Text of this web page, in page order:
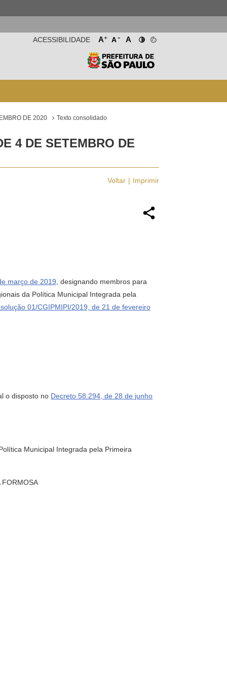
A+ A- A
ACESSIBILIDADE
DE 2020 Texto consolidado
4 DE SETEMBRO DE
Voltar Imprimir
março de 2019 , designando membros para
da Política Municipal Integrada pela
01/CGIPMIPI/2019, de 21 de fevereiro
o disposto no Decreto 58.294, de 28 de junho
Municipal Integrada pela Primeira
FORMOSA